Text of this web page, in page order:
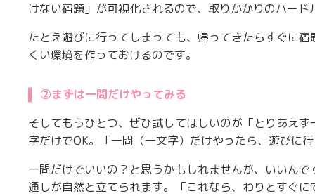
けない宿題」が可視化されるので、取りかかりのハー
たとえ遊びに行ってしまっても、帰ってきたらすぐに
くい環境を作っておけるのです。
②まずは一問だけやってみる
そしてもうひとつ、ぜひ試してほしいのが「とりあえ
字だけでOK。「一問（一文字）だけやったら、遊びに
一問だけでいいの？と思うかもしれませんが、いいん
通しが自然と立てられます。「これなら、わりとすぐ